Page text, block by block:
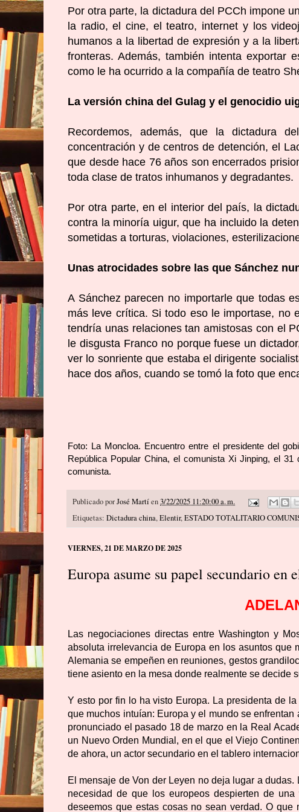
Por otra parte, la dictadura del PCCh impone
la radio, el cine, el teatro, internet y los
humanos a la libertad de expresión y a la
fronteras. Además, también intenta exportar
como le ha ocurrido a la compañía de teatro
La versión china del Gulag y el genocidio
Recordemos, además, que la dictadura
concentración y de centros de detención, el
que desde hace 76 años son encerrados
toda clase de tratos inhumanos y degradantes.
Por otra parte, en el interior del país, la
contra la minoría uigur, que ha incluido la
sometidas a torturas, violaciones,
Unas atrocidades sobre las que Sánchez
A Sánchez parecen no importarle que todas
más leve crítica. Si todo eso le importase, no
tendría unas relaciones tan amistosas con el
le disgusta Franco no porque fuese un
ver lo sonriente que estaba el dirigente
hace dos años, cuando se tomó la foto que
Foto: La Moncloa. Encuentro entre el presidente del
República Popular China, el comunista Xi Jinping, el
comunista.
Publicado porJosé Martíen3/22/2025 11:20:00 a. m.
Etiquetas: Dictadura china,Elentir,ESTADO TOTALITARIO
VIERNES, 21 DE MARZO DE 2025
Europa asume su papel secundario en
Las negociaciones directas entre Washington y
absoluta irrelevancia de Europa en los asuntos que
Alemania se empeñen en reuniones, gestos
tiene asiento en la mesa donde realmente se decide
Y esto por fin lo ha visto Europa. La presidenta de
que muchos intuían: Europa y el mundo se
pronunciado el pasado 18 de marzo en la Real
un Nuevo Orden Mundial, en el que el Viejo
de ahora, un actor secundario en el tablero
El mensaje de Von der Leyen no deja lugar a
necesidad de que los europeos despierten de
deseemos que estas cosas no sean verdad. O